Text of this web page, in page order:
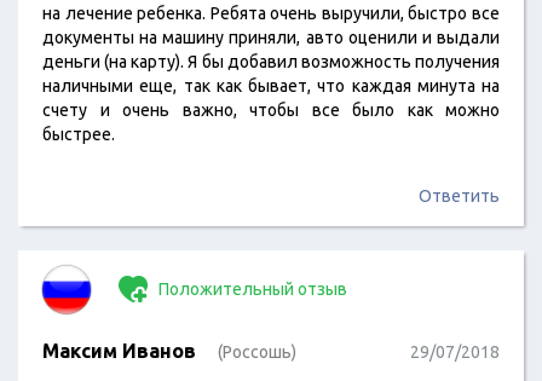
на лечение ребенка. Ребята очень выручили, быстро все
документы на машину приняли, авто оценили и выдали
деньги (на карту). Я бы добавил возможность получения
наличными еще, так как бывает, что каждая минута на
счету и очень важно, чтобы все было как можно
быстрее.
Ответить
Положительный отзыв
Максим Иванов (Россошь) 29/07/2018